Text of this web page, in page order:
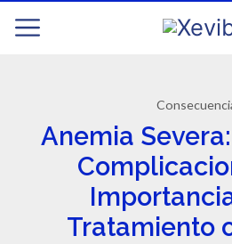
Anemia
Tratamiento